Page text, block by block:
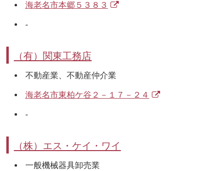
海老名市本郷５３８３
-
（有）関東工務店
不動産業、不動産仲介業
海老名市東柏ケ谷２－１７－２４
-
（株）エス・ケイ・ワイ
一般機械器具卸売業